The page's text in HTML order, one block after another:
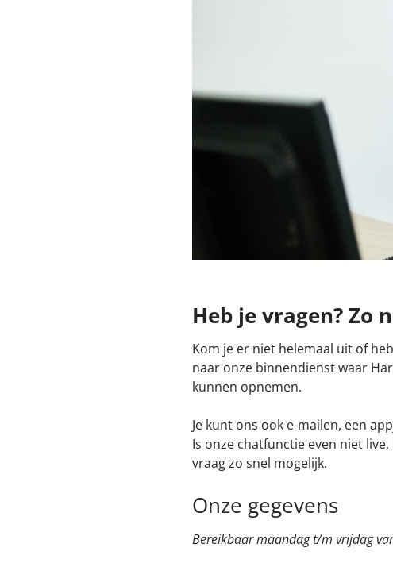
Heb je vragen? Zo
Kom je er niet helemaal uit of
naar onze binnendienst waar
kunnen opnemen.
Je kunt ons ook e-mailen, een
Is onze chatfunctie even niet
vraag zo snel mogelijk.
Onze gegevens
Bereikbaar maandag t/m vrijdag